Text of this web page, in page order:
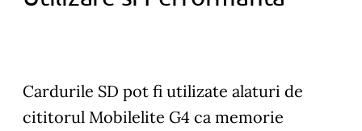
Cardurile SD pot fi utilizate alaturi de
cititorul Mobilelite G4 ca memorie